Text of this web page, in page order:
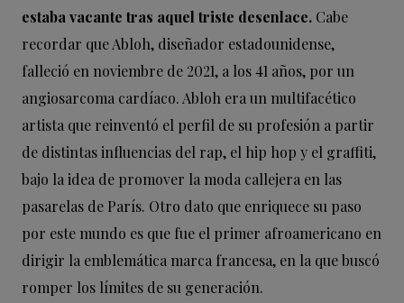
estaba vacante tras aquel triste desenlace. Cabe
recordar que Abloh, diseñador estadounidense,
falleció en noviembre de 2021, a los 41 años, por un
angiosarcoma cardíaco. Abloh era un multifacético
artista que reinventó el perfil de su profesión a partir
de distintas influencias del rap, el hip hop y el graffiti,
bajo la idea de promover la moda callejera en las
pasarelas de París. Otro dato que enriquece su paso
por este mundo es que fue el primer afroamericano en
dirigir la emblemática marca francesa, en la que buscó
romper los límites de su generación.